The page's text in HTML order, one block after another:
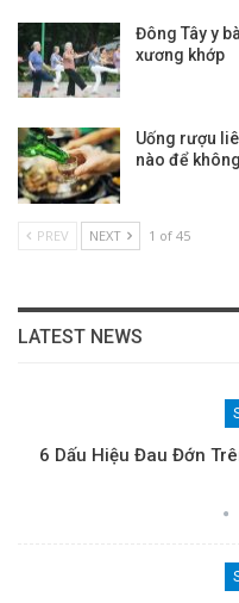
Đông Tây y
xương khớp
Uống rượu
nào để
PREV NEXT 1 of 45
LATEST NEWS
6 Dấu Hiệu Đau Đớn